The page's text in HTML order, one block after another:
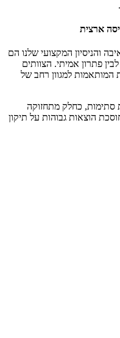
המקצועי שלנו הם
אמיתי. הצוותים
למגוון רחב של
כחלק מתחזוקה
גבוהות על תיקון